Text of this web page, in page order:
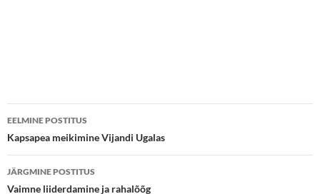
Postituste
töölaud
EELMINE POSTITUS
Kapsapea meikimine Vijandi Ugalas
JÄRGMINE POSTITUS
Vaimne liiderdamine ja rahalõõg